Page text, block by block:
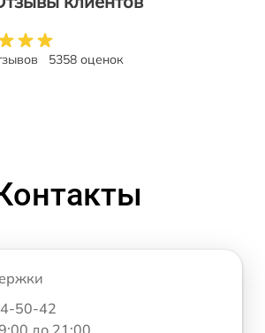
5358 оценок
50-42